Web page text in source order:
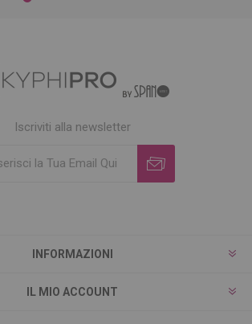
Iscriviti alla newsletter
INFORMAZIONI
IL MIO ACCOUNT